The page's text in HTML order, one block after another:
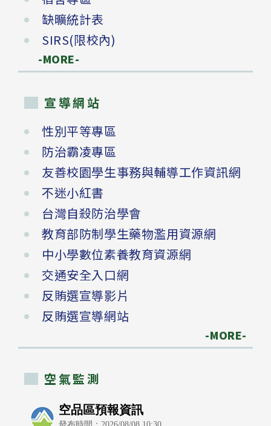
缺曠統計表
SIRS(限校內)
-MORE-
宣導網站
性別平等專區
防治霸凌專區
友善校園學生事務與輔導工作資訊網
不迷小紅書
台灣自殺防治學會
教育部防制學生藥物濫用資源網
中小學數位素養教育資源網
交通安全入口網
反賄選宣導影片
反賄選宣導網站
-MORE-
空氣監測